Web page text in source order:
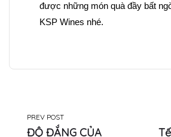
được những món quà đầy bất
KSP Wines nhé.
PREV POST
ĐỘ ĐẮNG CỦA